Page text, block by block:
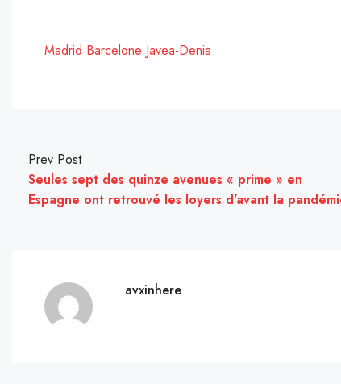
Madrid Barcelone Javea-Denia
Prev Post
Seules sept des quinze avenues « prime » en
Espagne ont retrouvé les loyers d’avant la
avxinhere